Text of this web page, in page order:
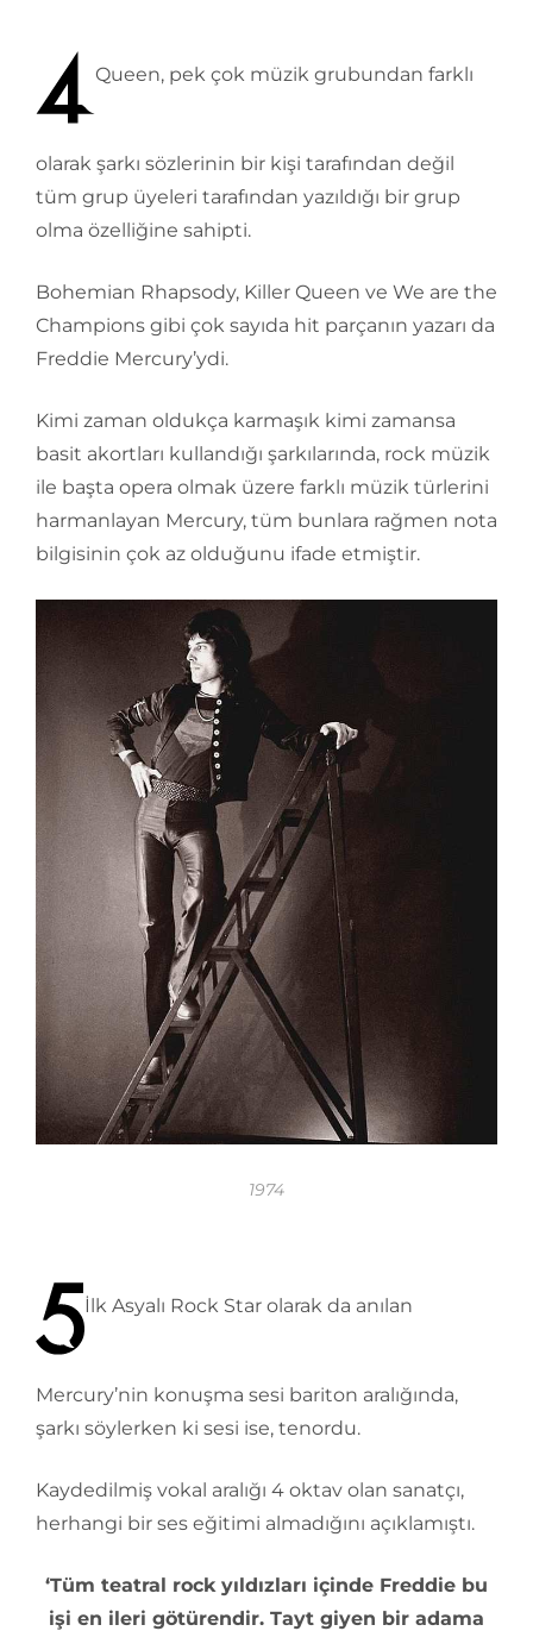
Queen, pek çok müzik grubundan farklı
olarak şarkı sözlerinin bir kişi tarafından değil
tüm grup üyeleri tarafından yazıldığı bir grup
olma özelliğine sahipti.
Bohemian Rhapsody, Killer Queen ve We are the
Champions gibi çok sayıda hit parçanın yazarı da
Freddie Mercury’ydi.
Kimi zaman oldukça karmaşık kimi zamansa
basit akortları kullandığı şarkılarında, rock müzik
ile başta opera olmak üzere farklı müzik türlerini
harmanlayan Mercury, tüm bunlara rağmen nota
bilgisinin çok az olduğunu ifade etmiştir.
1974
İlk Asyalı Rock Star olarak da anılan
Mercury’nin konuşma sesi bariton aralığında,
şarkı söylerken ki sesi ise, tenordu.
Kaydedilmiş vokal aralığı 4 oktav olan sanatçı,
herhangi bir ses eğitimi almadığını açıklamıştı.
‘Tüm teatral rock yıldızları içinde Freddie bu
işi en ileri götürendir. Tayt giyen bir adama